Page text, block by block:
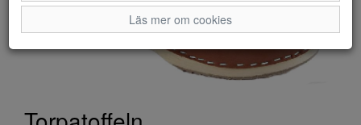
Läs mer om cookies